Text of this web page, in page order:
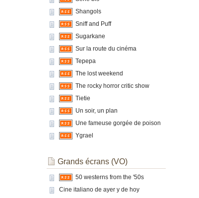
Shangols
Sniff and Puff
Sugarkane
Sur la route du cinéma
Tepepa
The lost weekend
The rocky horror critic show
Tietie
Un soir, un plan
Une fameuse gorgée de poison
Ygrael
Grands écrans (VO)
50 westerns from the '50s
Cine italiano de ayer y de hoy